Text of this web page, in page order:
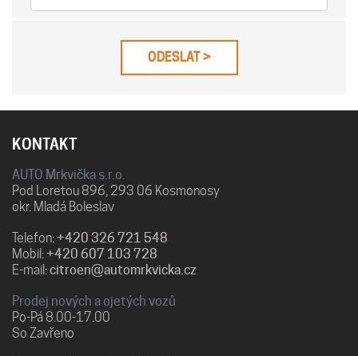
KONTAKT
AUTO Mrkvička s.r.o.
Pod Loretou 896, 293 06 Kosmonosy
okr. Mladá Boleslav
Telefon:+420 326 721 548
Mobil:+420 607 103 728
E-mail:citroen@automrkvicka.cz
Prodej nových a ojetých vozů
Po-Pá 8.00-17.00
So Zavřeno